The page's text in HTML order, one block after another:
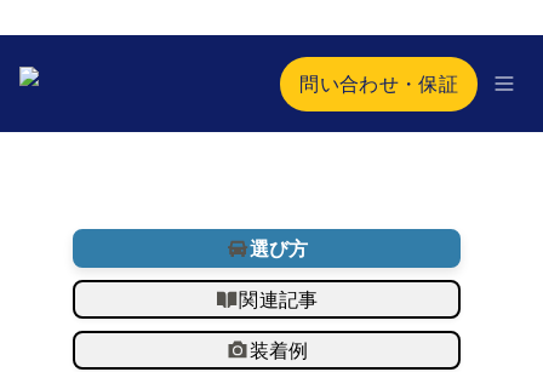
問い合わせ・保証
選び方
関連記事
装着例